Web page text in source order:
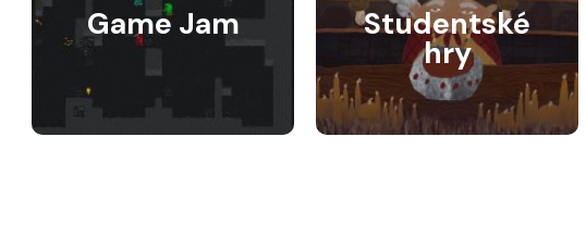
Game Jam Studentské
hry